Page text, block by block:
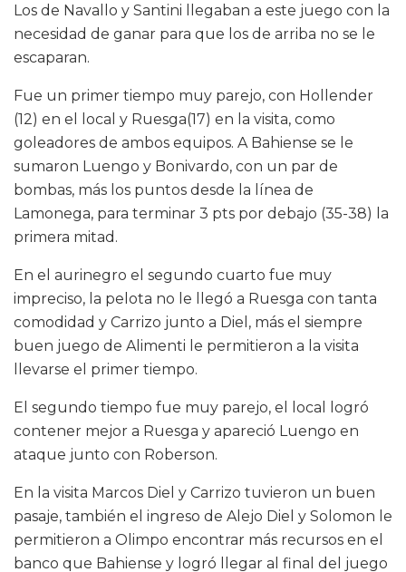
Los de Navallo y Santini llegaban a este juego con la
necesidad de ganar para que los de arriba no se le
escaparan.
Fue un primer tiempo muy parejo, con Hollender
(12) en el local y Ruesga(17) en la visita, como
goleadores de ambos equipos. A Bahiense se le
sumaron Luengo y Bonivardo, con un par de
bombas, más los puntos desde la línea de
Lamonega, para terminar 3 pts por debajo (35-38) la
primera mitad.
En el aurinegro el segundo cuarto fue muy
impreciso, la pelota no le llegó a Ruesga con tanta
comodidad y Carrizo junto a Diel, más el siempre
buen juego de Alimenti le permitieron a la visita
llevarse el primer tiempo.
El segundo tiempo fue muy parejo, el local logró
contener mejor a Ruesga y apareció Luengo en
ataque junto con Roberson.
En la visita Marcos Diel y Carrizo tuvieron un buen
pasaje, también el ingreso de Alejo Diel y Solomon le
permitieron a Olimpo encontrar más recursos en el
banco que Bahiense y logró llegar al final del juego